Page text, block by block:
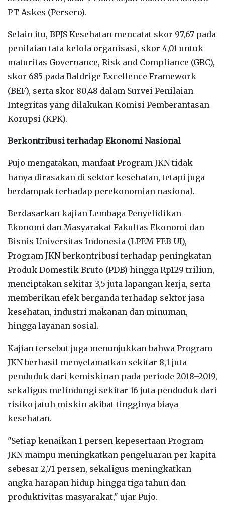
PT Askes (Persero).
Selain itu, BPJS Kesehatan mencatat skor 97,67 pada
penilaian tata kelola organisasi, skor 4,01 untuk
maturitas Governance, Risk and Compliance (GRC),
skor 685 pada Baldrige Excellence Framework
(BEF), serta skor 80,48 dalam Survei Penilaian
Integritas yang dilakukan Komisi Pemberantasan
Korupsi (KPK).
Berkontribusi terhadap Ekonomi Nasional
Pujo mengatakan, manfaat Program JKN tidak
hanya dirasakan di sektor kesehatan, tetapi juga
berdampak terhadap perekonomian nasional.
Berdasarkan kajian Lembaga Penyelidikan
Ekonomi dan Masyarakat Fakultas Ekonomi dan
Bisnis Universitas Indonesia (LPEM FEB UI),
Program JKN berkontribusi terhadap peningkatan
Produk Domestik Bruto (PDB) hingga Rp129 triliun,
menciptakan sekitar 3,5 juta lapangan kerja, serta
memberikan efek berganda terhadap sektor jasa
kesehatan, industri makanan dan minuman,
hingga layanan sosial.
Kajian tersebut juga menunjukkan bahwa Program
JKN berhasil menyelamatkan sekitar 8,1 juta
penduduk dari kemiskinan pada periode 2018–2019,
sekaligus melindungi sekitar 16 juta penduduk dari
risiko jatuh miskin akibat tingginya biaya
kesehatan.
"Setiap kenaikan 1 persen kepesertaan Program
JKN mampu meningkatkan pengeluaran per kapita
sebesar 2,71 persen, sekaligus meningkatkan
angka harapan hidup hingga tiga tahun dan
produktivitas masyarakat," ujar Pujo.